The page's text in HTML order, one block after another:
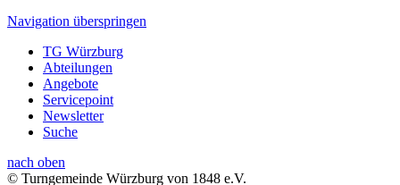
Navigation überspringen
TG Würzburg
Abteilungen
Angebote
Servicepoint
Newsletter
Suche
nach oben
© Turngemeinde Würzburg von 1848 e.V.